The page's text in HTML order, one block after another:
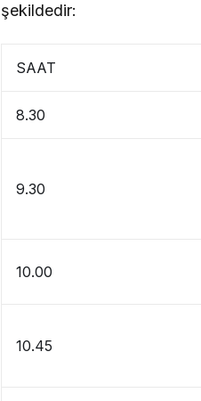
şekildedir:
SAAT
8.30
9.30
10.00
10.45